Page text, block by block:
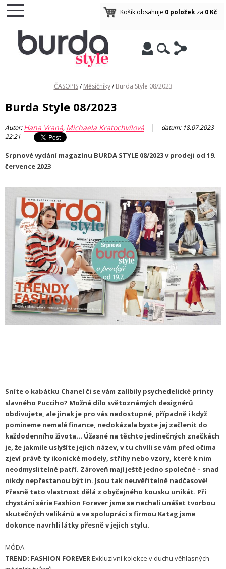
Košík obsahuje 0 položek za 0 Kč
ČASOPIS / Měsíčníky / Burda Style 08/2023
Burda Style 08/2023
Autor:Hana Vraná, Michaela Kratochvílová |
datum: 18.07.2023
22:21
Srpnové vydání magazínu BURDA STYLE 08/2023 v prodeji od 19.
července 2023
Sníte o kabátku Chanel či se vám zalíbily psychedelické printy
slavného Pucciho? Možná dílo světoznámých designérů
obdivujete, ale jinak je pro vás nedostupné, případně i když
pomineme nemalé finance, nedokázala byste jej začlenit do
každodenního života… Úžasné na těchto jedinečných značkách
je, že jakmile uslyšíte jejich název, v tu chvíli se vám před očima
zjeví právě ty ikonické modely, střihy nebo vzory, které k nim
neodmyslitelně patří. Zároveň mají ještě jedno společné – snad
nikdy nepřestanou být in. Jsou tak neuvěřitelně nadčasové!
Přesně tato vlastnost dělá z obyčejného kousku unikát. Při
chystání série Fashion Forever jsme se nechali unášet tvorbou
skutečných velikánů a ve spolupráci s firmou Katag jsme
dokonce navrhli látky přesně v jejich stylu.
MÓDA
TREND: FASHION FOREVERExkluzivní kolekce v duchu věhlasných